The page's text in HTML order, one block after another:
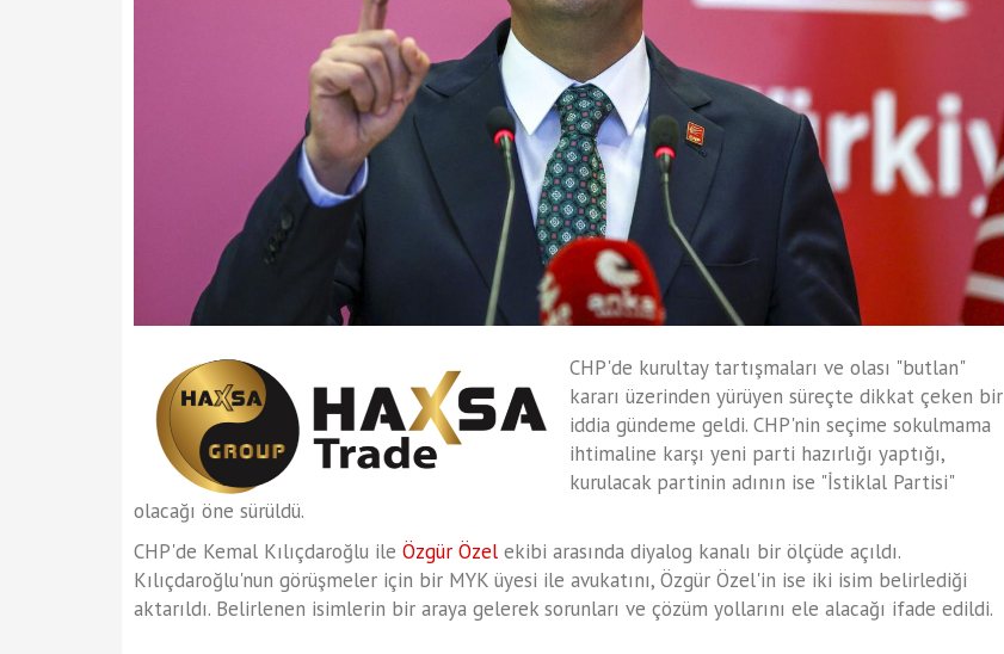
CHP'de kurultay tartışmaları ve olası "butlan"
kararı üzerinden yürüyen süreçte dikkat çeken bir
iddia gündeme geldi. CHP'nin seçime sokulmama
ihtimaline karşı yeni parti hazırlığı yaptığı,
kurulacak partinin adının ise "İstiklal Partisi"
olacağı öne sürüldü.
CHP'de Kemal Kılıçdaroğlu ile Özgür Özel ekibi arasında diyalog kanalı bir ölçüde açıldı.
Kılıçdaroğlu'nun görüşmeler için bir MYK üyesi ile avukatını, Özgür Özel'in ise iki isim belirlediği
aktarıldı. Belirlenen isimlerin bir araya gelerek sorunları ve çözüm yollarını ele alacağı ifade edildi.